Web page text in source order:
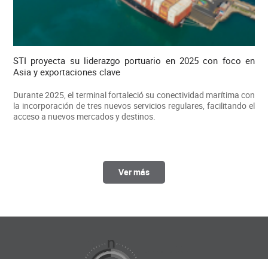
STI proyecta su liderazgo portuario en 2025 con foco en
Asia y exportaciones clave
Durante 2025, el terminal fortaleció su conectividad marítima con
la incorporación de tres nuevos servicios regulares, facilitando el
acceso a nuevos mercados y destinos.
Ver más